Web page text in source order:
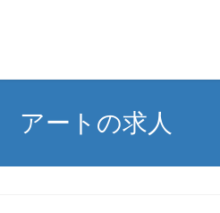
アートの求人